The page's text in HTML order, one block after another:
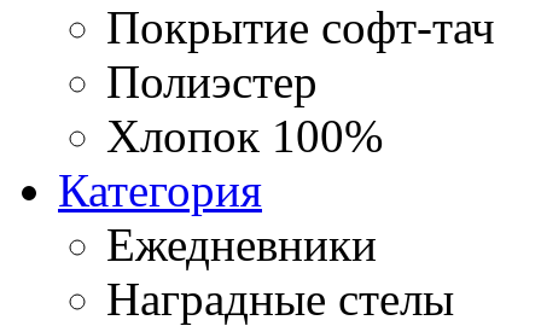
Покрытие софт-тач
Полиэстер
Хлопок 100%
Категория
Ежедневники
Наградные стелы